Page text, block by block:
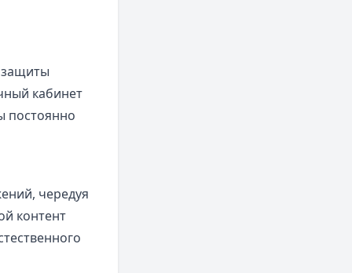
защиты
кабинет
постоянно
чередуя
контент